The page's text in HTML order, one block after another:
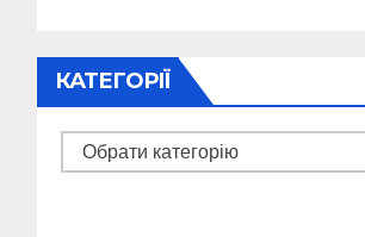
КАТЕГОРІЇ
Категорії